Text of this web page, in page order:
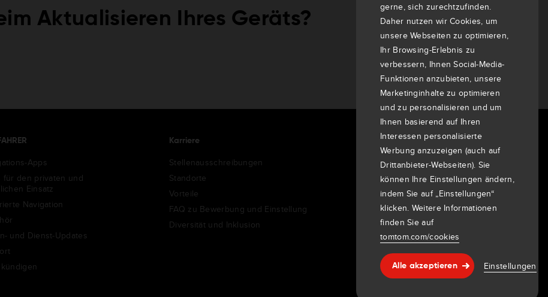
Hilfe & support
Aktualisieren Ihres Geräts?
Apps
für den privaten und
Einsatz
Navigation
und Dienst-Updates
Karriere
Stellenausschreibungen
Standorte
Vorteile
FAQ zu Bewerbung und Einstellung
Diversität und Inklusion
Über uns
Unternehmen
Kunden
Newsroom
Veranstaltungen
Pressemitteilungen
Investoren
7th item
Routing
9th item of footer
gerne, sich zurechtzufinden.
Daher nutzen wir Cookies, um
unsere Webseiten zu optimieren,
Ihr Browsing-Erlebnis zu
verbessern, Ihnen Social-Media-
Funktionen anzubieten, unsere
Marketinginhalte zu optimieren
und zu personalisieren und um
Ihnen basierend auf Ihren
Interessen personalisierte
Werbung anzuzeigen (auch auf
Drittanbieter-Webseiten). Sie
können Ihre Einstellungen ändern,
indem Sie auf „Einstellungen“
klicken. Weitere Informationen
finden Sie auf
tomtom.com/cookies
Alle akzeptieren Einstellungen